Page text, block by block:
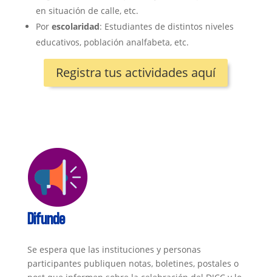
en situación de calle, etc.
Por escolaridad: Estudiantes de distintos niveles
educativos, población analfabeta, etc.
Registra tus actividades aquí
Difunde
Se espera que las instituciones y personas
participantes publiquen notas, boletines, postales o